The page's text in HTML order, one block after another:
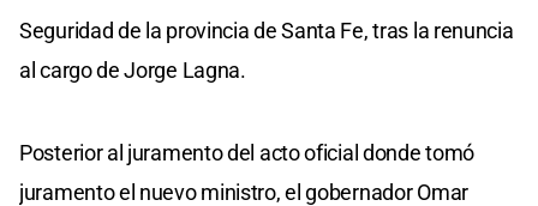
Seguridad de la provincia de Santa Fe, tras la renuncia
al cargo de Jorge Lagna.
Posterior al juramento del acto oficial donde tomó
juramento el nuevo ministro, el gobernador Omar